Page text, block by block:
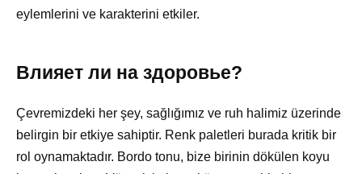
eylemlerini ve karakterini etkiler.
Влияет ли на здоровье?
Çevremizdeki her şey, sağlığımız ve ruh halimiz üzerinde
belirgin bir etkiye sahiptir. Renk paletleri burada kritik bir
rol oynamaktadır. Bordo tonu, bize birinin dökülen koyu